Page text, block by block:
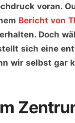
voran.
Bericht von
Doch
sich eine
wir selbst gar